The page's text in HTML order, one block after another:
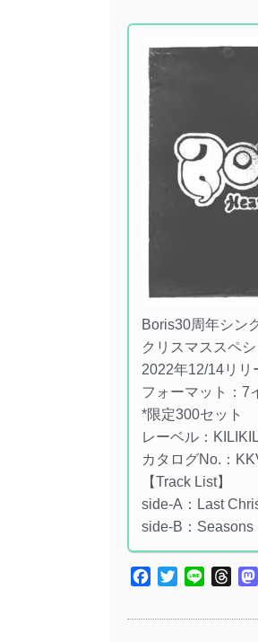
Boris30周年シン
クリスマススペ
2022年12/14リリ
フォーマット：7
*限定300セット
レーベル：
カタログNo.：
【Track List】
side-A：Last
side-B：Seasons
Facebook
TwitterLine